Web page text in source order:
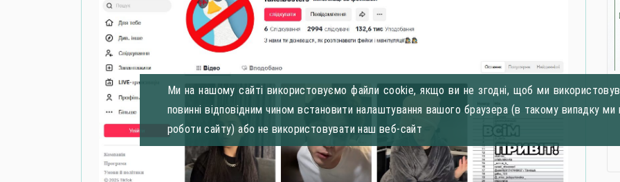
Ми на нашому сайті використовуємо файли cookie, якщо ви не згодні, щоб ми
повинні відповідним чином встановити налаштування вашого браузера (в такому випадку ми
роботи сайту) або не використовувати наш веб-сайт